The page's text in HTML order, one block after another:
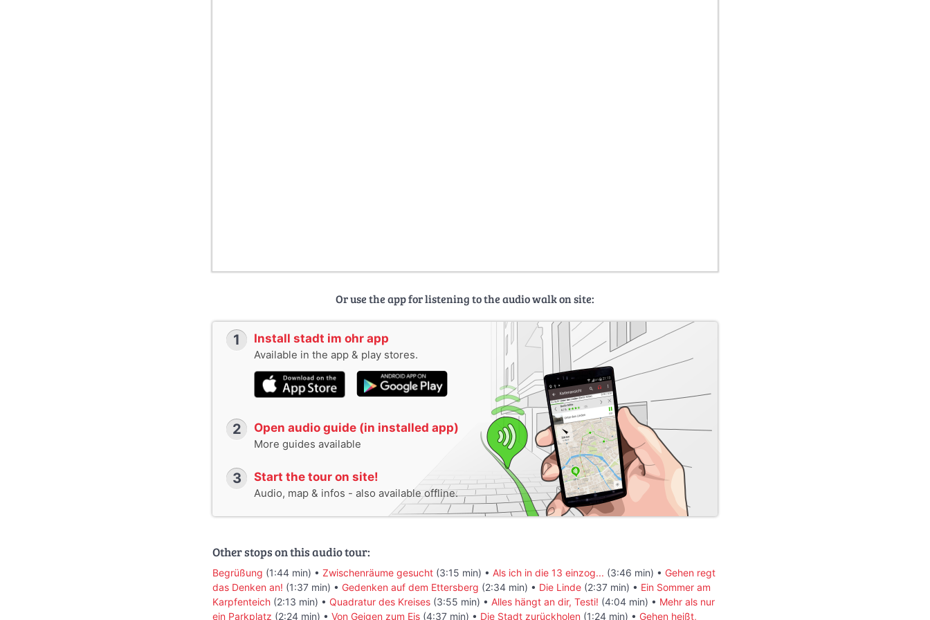
Or use the app for listening to the audio walk on site:
1 Install stadt im ohr app
Available in the app & play stores.
2 Open audio guide (in installed app)
More guides available
3 Start the tour on site!
Audio, map & infos - also available offline.
Other stops on this audio tour:
Begrüßung (1:44 min) • Zwischenräume gesucht (3:15 min) • Als ich in die 13 einzog... (3:46 min) • Gehen regt
das Denken an! (1:37 min) • Gedenken auf dem Ettersberg (2:34 min) • Die Linde (2:37 min) • Ein Sommer am
Karpfenteich (2:13 min) • Quadratur des Kreises (3:55 min) • Alles hängt an dir, Testi! (4:04 min) • Mehr als nur
ein Parkplatz (2:24 min) • Von Geigen zum Eis (4:37 min) • Die Stadt zurückholen (1:24 min) • Gehen heißt,